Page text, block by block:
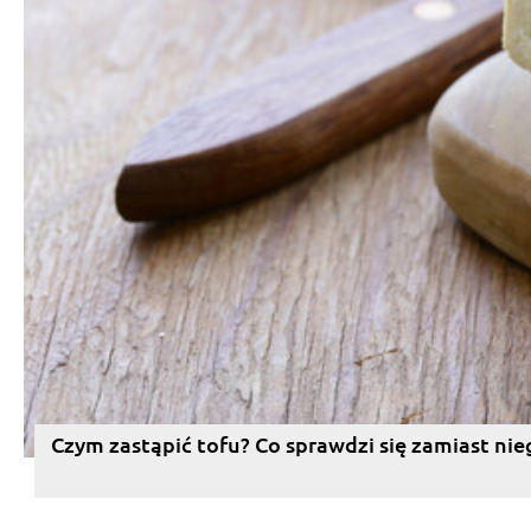
Czym zastąpić tofu? Co sprawdzi się zamiast